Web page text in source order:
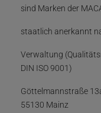
sind Marken der
staatlich anerkannt
Verwaltung
DIN ISO 9001)
Göttelmannstraße
55130 Mainz